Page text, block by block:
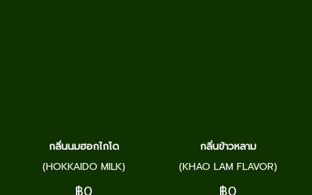
กลิ่นนมฮอกไกโด
(HOKKAIDO MILK)
กลิ่นข้าวหลาม
(KHAO LAM FLAVOR)